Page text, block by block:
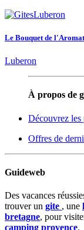
Le Bouquet de
Luberon
À propos de
Découvrez les
Offres de
Guideweb
Des vacances
trouver un gite , une
bretagne, pour
camping provence.